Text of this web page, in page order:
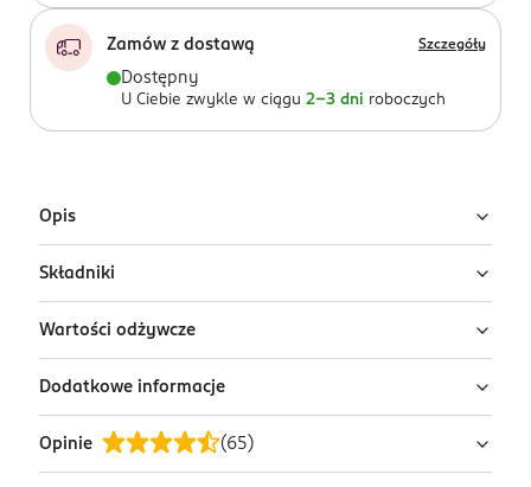
Zamów z dostawą Szczegóły
Dostępny
U Ciebie zwykle w ciągu 2-3 dni roboczych
Opis
Orzechy makadamia, delikatnie prażone i solone.
Składniki
Orzechy makadamia
Może zawierać inneorzechy i orzeszki ziemne
Wartości odżywcze
Wartość odżywcza
Wartość energetyczna (kJ/kcal)
Tłuszcz (g) 72
Dodatkowe informacje
PRZYGOTOWANIE I STOSOWANIE
Przechowywać w suchym i chłodnym miejscu. Po
Opinie (65 )